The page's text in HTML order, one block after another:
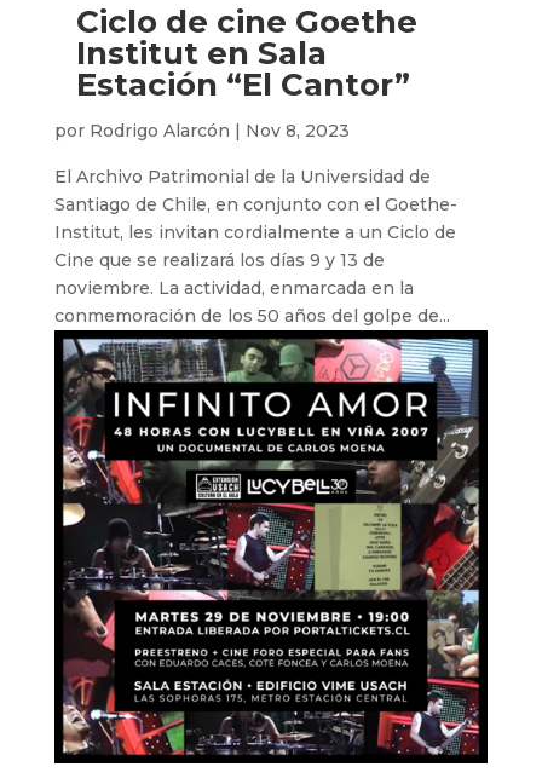
Ciclo de cine Goethe
Institut en Sala
Estación “El Cantor”
por Rodrigo Alarcón | Nov 8, 2023
El Archivo Patrimonial de la Universidad de
Santiago de Chile, en conjunto con el Goethe-
Institut, les invitan cordialmente a un Ciclo de
Cine que se realizará los días 9 y 13 de
noviembre. La actividad, enmarcada en la
conmemoración de los 50 años del golpe de...